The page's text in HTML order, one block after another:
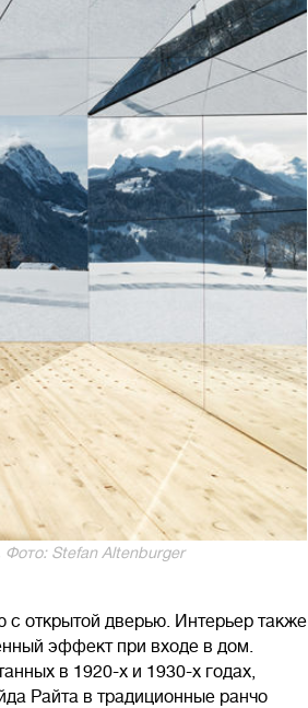
Фото: Stefan Altenburger
с открытой дверью. Интерьер также
эффект при входе в дом.
в 1920-х и 1930-х годах,
Райта в традиционные ранчо